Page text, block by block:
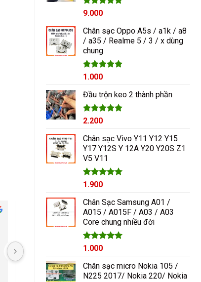
Được xếp
5 sao
9.000
Chân sạc Oppo A5s / a1k / a8
/ a35 / Realme 5 / 3 / x dùng
chung
Được xếp
5 sao
1.000
Đầu trộn keo 2 thành phần
Được xếp
5 sao
2.200
Chân sạc Vivo Y11 Y12 Y15
Y17 Y12S Y 12A Y20 Y20S Z1
V5 V11
Được xếp
5 sao
1.900
Chân Sạc Samsung A01 /
A015 / A015F / A03 / A03
Core chung nhiều đời
Được xếp
5 sao
Giá
là:
1.200₫.
1.000Giá
tại
là:
Chân sạc micro Nokia 105 /
N225 2017/ Nokia 220/ Nokia
Cham Ha
2 năm trước
Nguyễn Duy sửa chữa rất
bằng chung. Uy tín
ép lại kính là đẹp